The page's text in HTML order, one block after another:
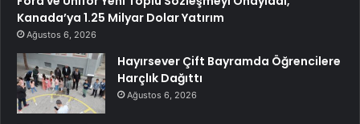
Kanada’ya 1.25 Milyar Dolar Yatırım
Ağustos 6, 2026
Hayırsever Çift Bayramda Öğrencilere
Harçlık Dağıttı
Ağustos 6, 2026